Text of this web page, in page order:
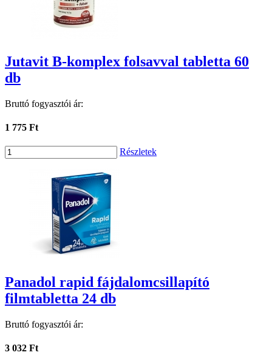
Jutavit B-komplex folsavval tabletta 60
db
Bruttó fogyasztói ár:
1 775 Ft
Részletek
Panadol rapid fájdalomcsillapító
filmtabletta 24 db
Bruttó fogyasztói ár:
3 032 Ft